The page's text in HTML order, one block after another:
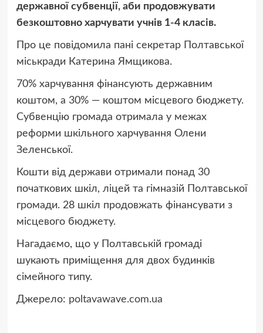
державної субвенції, аби продовжувати
безкоштовно харчувати учнів 1-4 класів.
Про це повідомила пані секретар Полтавської
міськради Катерина Ямщикова.
70% харчування фінансують державним
коштом, а 30% — коштом місцевого бюджету.
Субвенцію громада отримала у межах
реформи шкільного харчування Олени
Зеленської.
Кошти від держави отримали понад 30
початкових шкіл, ліцей та гімназій Полтавської
громади. 28 шкіл продовжать фінансувати з
місцевого бюджету.
Нагадаємо, що у Полтавській громаді
шукають приміщення для двох будинків
сімейного типу.
Джерело: poltavawave.com.ua